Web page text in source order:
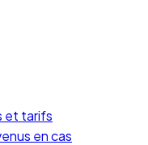
et tarifs
en cas